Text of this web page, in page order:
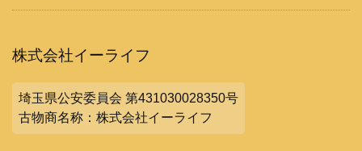
株式会社イーライフ
埼玉県公安委員会 第431030028350号
古物商名称：株式会社イーライフ